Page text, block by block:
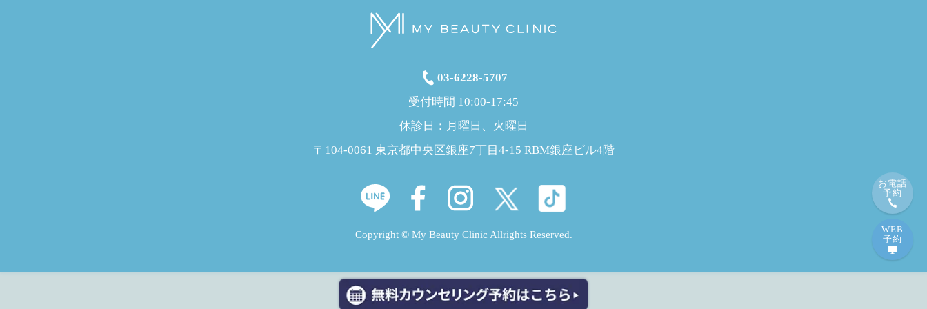
お電話
予約
WEB
予約
03-6228-5707
受付時間 10:00-17:45
休診日：月曜日、火曜日
〒104-0061 東京都中央区銀座7丁目4-15 RBM銀座ビル4階
Copyright © My Beauty Clinic Allrights Reserved.